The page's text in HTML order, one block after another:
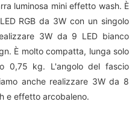
luminosa mini effetto wash. È
RGB da 3W con un singolo
3W da 9 LED bianco
È molto compatta, lunga solo
0,75 kg. L'angolo del fascio
anche realizzare 3W da 8
e effetto arcobaleno.